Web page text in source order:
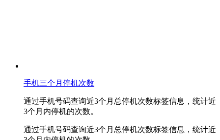
手机三个月停机次数
通过手机号码查询近3个月总停机次数标签信息，统计近
3个月内停机的次数。
通过手机号码查询近3个月总停机次数标签信息，统计近